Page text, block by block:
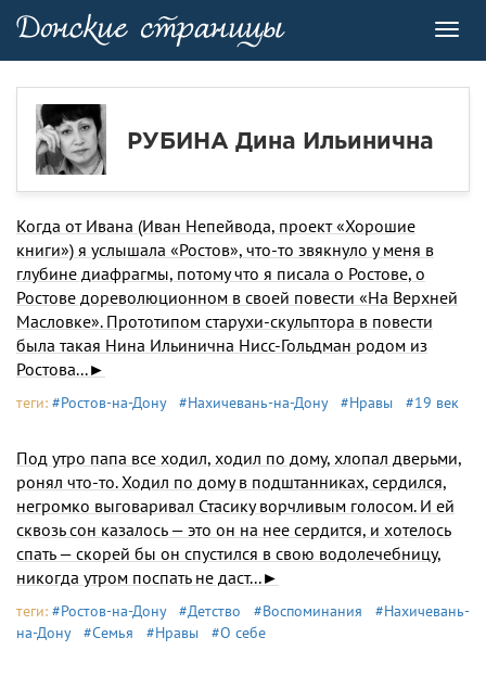
РУБИНА Дина Ильинична
Когда от Ивана (Иван Непейвода, проект «Хорошие
книги») я услышала «Ростов», что-то звякнуло у меня в
глубине диафрагмы, потому что я писала о Ростове, о
Ростове дореволюционном в своей повести «На Верхней
Масловке». Прототипом старухи-скульптора в повести
была такая Нина Ильинична Нисс-Гольдман родом из
Ростова...►
теги: #Ростов-на-Дону #Нахичевань-на-Дону #Нравы #19 век
Под утро папа все ходил, ходил по дому, хло­пал дверьми,
ронял что-то. Ходил по дому в под­штанниках, сердился,
негромко выговаривал Стасику ворчливым голосом. И ей
сквозь сон ка­залось — это он на нее сердится, и хотелось
спать — скорей бы он спустился в свою водоле­чебницу,
никогда утром поспать не даст...►
теги: #Ростов-на-Дону #Детство #Воспоминания
#Нахичевань-
на-Дону
#Семья #Нравы #О себе